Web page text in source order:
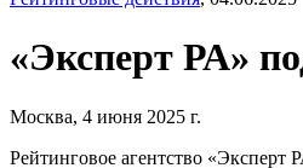
«Эксперт РА»
Москва, 4 июня 2025 г.
Рейтинговое агентство «Эксперт